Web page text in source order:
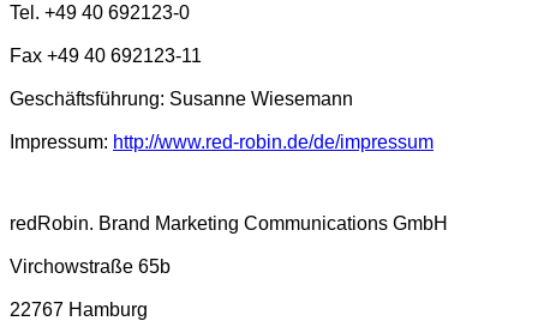
Tel. +49 40 692123-0
Fax +49 40 692123-11
Geschäftsführung: Susanne Wiesemann
Impressum: http://www.red-robin.de/de/impressum
redRobin. Brand Marketing Communications GmbH
Virchowstraße 65b
22767 Hamburg